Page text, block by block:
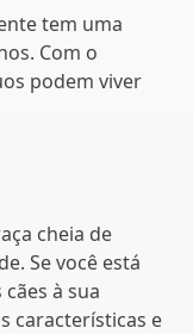
tem uma
Com o
podem viver
cheia de
Se você está
à sua
características e